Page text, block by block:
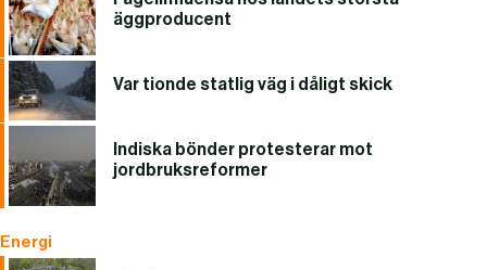
äggproducent
Var tionde statlig väg i dåligt skick
Indiska bönder protesterar mot
jordbruksreformer
Energi